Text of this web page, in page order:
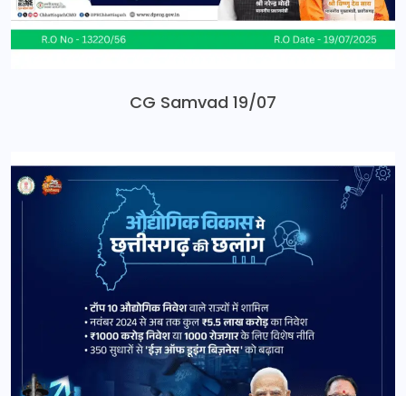
CG Samvad 19/07